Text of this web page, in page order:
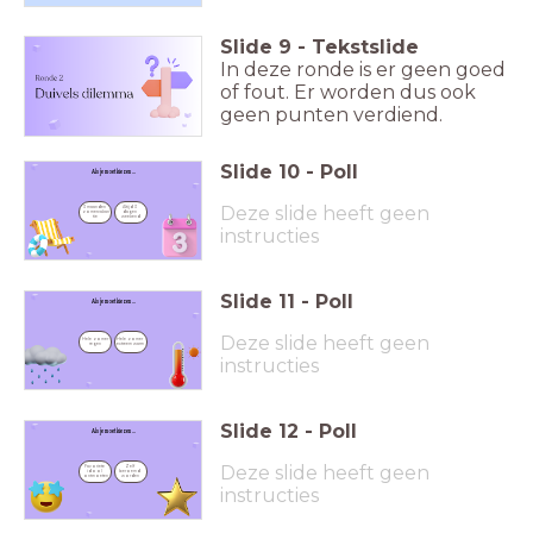
Slide 9 - Tekstslide
In deze ronde is er geen goed
of fout. Er worden dus ook
geen punten verdiend.
Als je moet kiezen ...
3 maanden
zomervakan
tie
Altijd 3
dagen
weekend
Slide 10 - Poll
Deze slide heeft geen
instructies
Als je moet kiezen ...
Hele zomer
regen
Hele zomer
extreem warm
Slide 11 - Poll
Deze slide heeft geen
instructies
Als je moet kiezen ...
Favoriete
ontmoeten
Zelf
beroemd
worden
Slide 12 - Poll
Deze slide heeft geen
instructies